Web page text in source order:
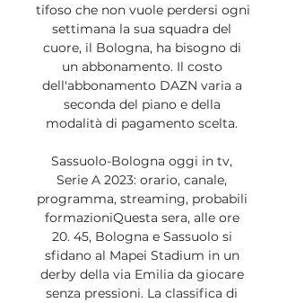
tifoso che non vuole perdersi ogni
settimana la sua squadra del
cuore, il Bologna, ha bisogno di
un abbonamento. Il costo
dell'abbonamento DAZN varia a
seconda del piano e della
modalità di pagamento scelta.
Sassuolo-Bologna oggi in tv,
Serie A 2023: orario, canale,
programma, streaming, probabili
formazioniQuesta sera, alle ore
20. 45, Bologna e Sassuolo si
sfidano al Mapei Stadium in un
derby della via Emilia da giocare
senza pressioni. La classifica di